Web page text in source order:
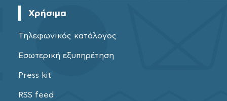
Χρήσιμα
Τηλεφωνικός κατάλογος
Εσωτερική εξυπηρέτηση
Press kit
RSS feed